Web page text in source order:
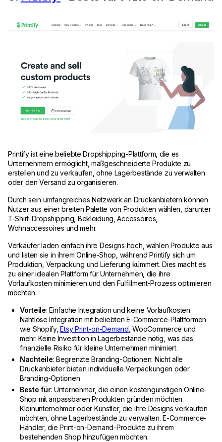
Printify ist eine beliebte Dropshipping-Plattform, die es
Unternehmern ermöglicht, maßgeschneiderte Produkte zu
erstellen und zu verkaufen, ohne Lagerbestände zu verwalten
oder den Versand zu organisieren.
Durch sein umfangreiches Netzwerk an Druckanbietern können
Nutzer aus einer breiten Palette von Produkten wählen, darunter
T-Shirt-Dropshipping, Bekleidung, Accessoires,
Wohnaccessoires und mehr.
Verkäufer laden einfach ihre Designs hoch, wählen Produkte aus
und listen sie in ihrem Online-Shop, während Printify sich um
Produktion, Verpackung und Lieferung kümmert. Dies macht es
zu einer idealen Plattform für Unternehmen, die ihre
Vorlaufkosten minimieren und den Fulfillment-Prozess optimieren
möchten.
Vorteile: Einfache Integration und keine Vorlaufkosten:
Nahtlose Integration mit beliebten E-Commerce-Plattformen
wie Shopify,Etsy Print-on-Demand , WooCommerce und
mehr. Keine Investition in Lagerbestände nötig, was das
finanzielle Risiko für kleine Unternehmen minimiert.
Nachteile: Begrenzte Branding-Optionen: Nicht alle
Druckanbieter bieten individuelle Verpackungen oder
Branding-Optionen
Beste für: Unternehmer, die einen kostengünstigen Online-
Shop mit anpassbaren Produkten gründen möchten.
Kleinunternehmer oder Künstler, die ihre Designs verkaufen
möchten, ohne Lagerbestände zu verwalten. E-Commerce-
Händler, die Print-on-Demand-Produkte zu ihrem
bestehenden Shop hinzufügen möchten.